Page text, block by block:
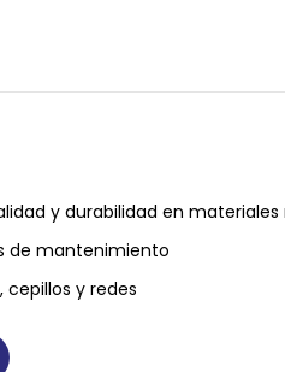
y durabilidad en
de mantenimiento
cepillos y redes